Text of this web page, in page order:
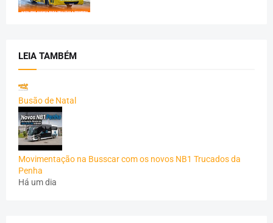
LEIA TAMBÉM
Busão de Natal
Movimentação na Busscar com os novos NB1 Trucados da
Penha
Há um dia